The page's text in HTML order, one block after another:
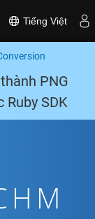
Tiếng Việt
PNG
Ruby SDK